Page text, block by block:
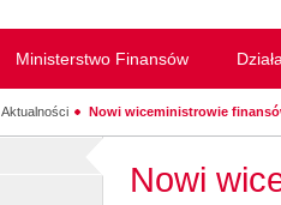
Ministerstwo Finansów
Aktualności Nowi wiceministrowie
Nowi